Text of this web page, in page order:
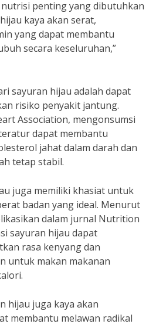
penting yang dibutuhkan
kaya akan serat,
yang dapat membantu
secara keseluruhan,”
sayuran hijau adalah dapat
risiko penyakit jantung.
Association, mengonsumsi
dapat membantu
jahat dalam darah dan
tetap stabil.
juga memiliki khasiat untuk
badan yang ideal. Menurut
dalam jurnal Nutrition
sayuran hijau dapat
rasa kenyang dan
untuk makan makanan
hijau juga kaya akan
membantu melawan radikal